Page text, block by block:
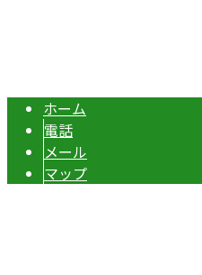
ホーム
電話
メール
マップ